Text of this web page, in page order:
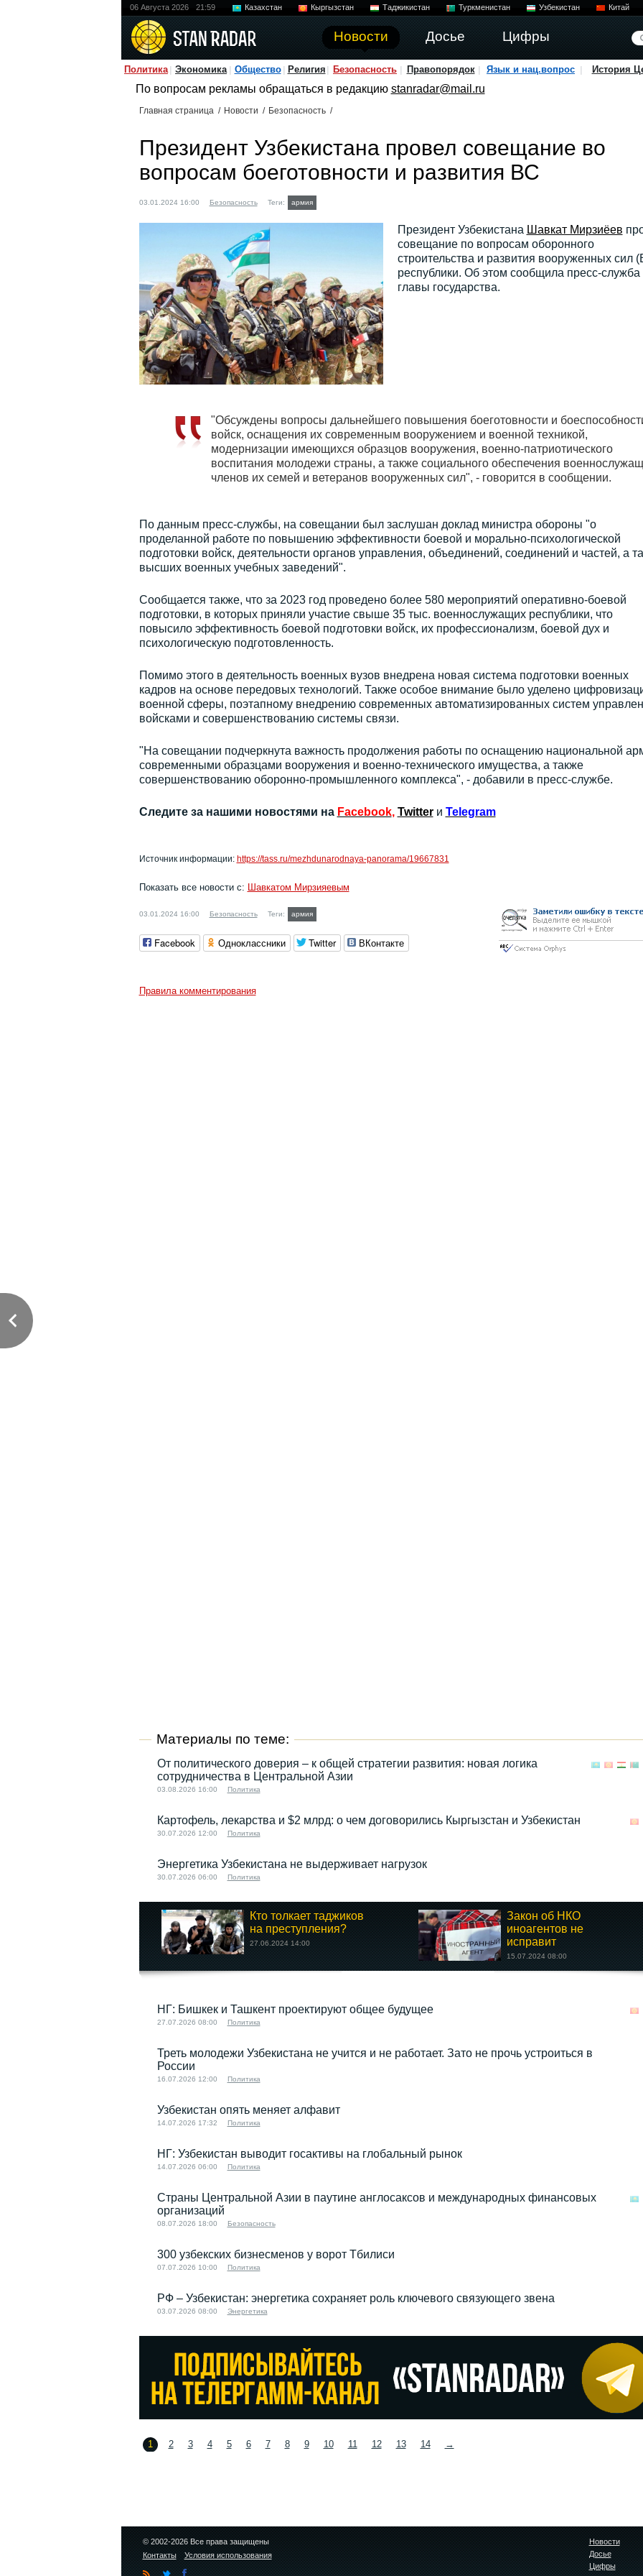
06 Августа 2026 21:59 Казахстан Кыргызстан Таджикистан Туркменистан Узбекистан Китай
Новости Досье Цифры
Политика Экономика Общество Религия Безопасность Правопорядок Язык и нац.вопрос История
По вопросам рекламы обращаться в редакцию stanradar@mail.ru
Главная страница / Новости / Безопасность /
Президент Узбекистана провел совещание во
вопросам боеготовности и развития ВС
03.01.2024 16:00 Безопасность Теги: армия
Президент Узбекистана Шавкат Мирзиёев
совещание по вопросам оборонного
строительства и развития вооруженных сил
республики. Об этом сообщила пресс-служба
главы государства.
"Обсуждены вопросы дальнейшего повышения боеготовности и
войск, оснащения их современным вооружением и военной техникой,
модернизации имеющихся образцов вооружения, военно-патриотического
воспитания молодежи страны, а также социального обеспечения
членов их семей и ветеранов вооруженных сил", - говорится в сообщении.
По данным пресс-службы, на совещании был заслушан доклад министра обороны "о
проделанной работе по повышению эффективности боевой и морально-психологической
подготовки войск, деятельности органов управления, объединений, соединений и частей, а
высших военных учебных заведений".
Сообщается также, что за 2023 год проведено более 580 мероприятий оперативно-боевой
подготовки, в которых приняли участие свыше 35 тыс. военнослужащих республики, что
повысило эффективность боевой подготовки войск, их профессионализм, боевой дух и
психологическую подготовленность.
Помимо этого в деятельность военных вузов внедрена новая система подготовки военных
кадров на основе передовых технологий. Также особое внимание было уделено
военной сферы, поэтапному внедрению современных автоматизированных систем
войсками и совершенствованию системы связи.
"На совещании подчеркнута важность продолжения работы по оснащению национальной
современными образцами вооружения и военно-технического имущества, а также
совершенствованию оборонно-промышленного комплекса", - добавили в пресс-службе.
Следите за нашими новостями на Facebook, Twitter и Telegram
Источник информации: https://tass.ru/mezhdunarodnaya-panorama/19667831
Показать все новости с: Шавкатом Мирзияевым
03.01.2024 16:00 Безопасность Теги: армия
Facebook Одноклассники Twitter ВКонтакте
Правила комментирования
Материалы по теме:
От политического доверия – к общей стратегии развития: новая логика
сотрудничества в Центральной Азии
03.08.2026 16:00 Политика
Картофель, лекарства и $2 млрд: о чем договорились Кыргызстан и Узбекистан
30.07.2026 12:00 Политика
Энергетика Узбекистана не выдерживает нагрузок
30.07.2026 06:00 Политика
Кто толкает таджиков
на преступления?
27.06.2024 14:00
Закон об НКО
иноагентов не
исправит
15.07.2024 08:00
НГ: Бишкек и Ташкент проектируют общее будущее
27.07.2026 08:00 Политика
Треть молодежи Узбекистана не учится и не работает. Зато не прочь устроиться в
России
16.07.2026 12:00 Политика
Узбекистан опять меняет алфавит
14.07.2026 17:32 Политика
НГ: Узбекистан выводит госактивы на глобальный рынок
14.07.2026 06:00 Политика
Страны Центральной Азии в паутине англосаксов и международных финансовых
организаций
08.07.2026 18:00 Безопасность
300 узбекских бизнесменов у ворот Тбилиси
07.07.2026 10:00 Политика
РФ – Узбекистан: энергетика сохраняет роль ключевого связующего звена
03.07.2026 08:00 Энергетика
1 2 3 4 5 6 7 8 9 10 11 12 13 14 →
© 2002-2026 Все права защищены
Контакты
Условия использования
Новости
Досье
Цифры